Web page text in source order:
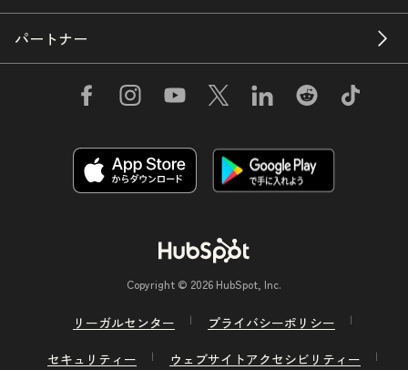
パートナー
Copyright © 2026 HubSpot, Inc.
リーガルセンター
プライバシーポリシー
セキュリティー
ウェブサイトアクセシビリティー